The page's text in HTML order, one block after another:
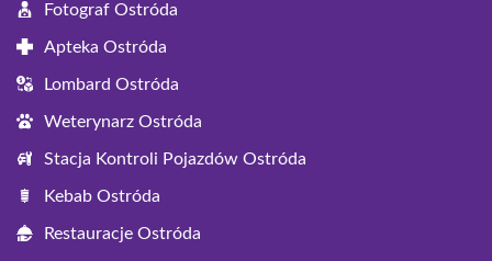
Fotograf Ostróda
Apteka Ostróda
Lombard Ostróda
Weterynarz Ostróda
Stacja Kontroli Pojazdów Ostróda
Kebab Ostróda
Restauracje Ostróda